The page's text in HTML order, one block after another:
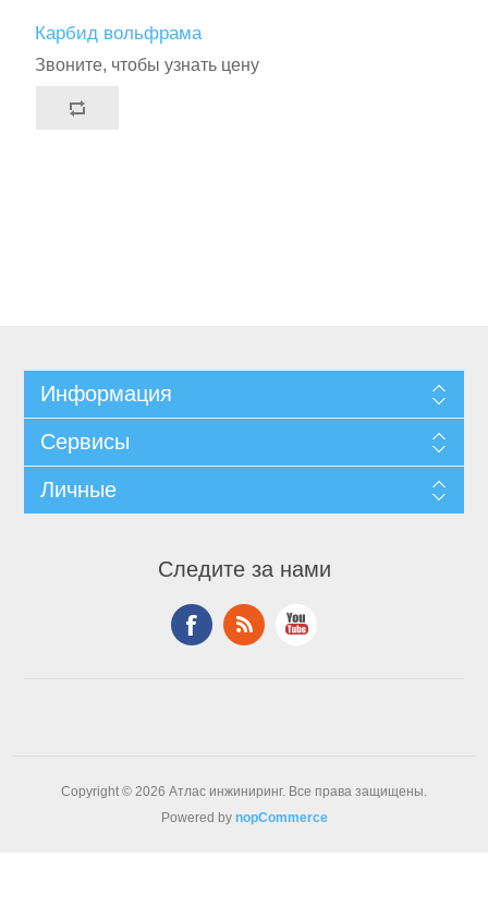
Карбид вольфрама
Звоните, чтобы узнать цену
Информация
Сервисы
Личные
Следите за нами
Copyright © 2026 Атлас инжиниринг. Все права защищены.
Powered by nopCommerce